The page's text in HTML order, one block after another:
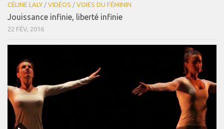
CÉLINE LALY / VIDÉOS / VOIES DU FÉMININ
Jouissance infinie, liberté infinie
22 FÉV, 2016